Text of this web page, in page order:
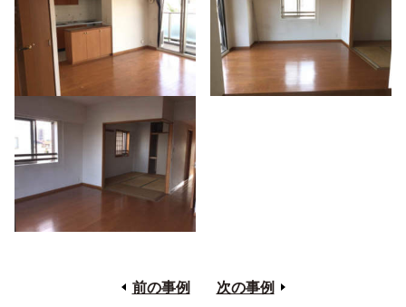
前の事例
次の事例